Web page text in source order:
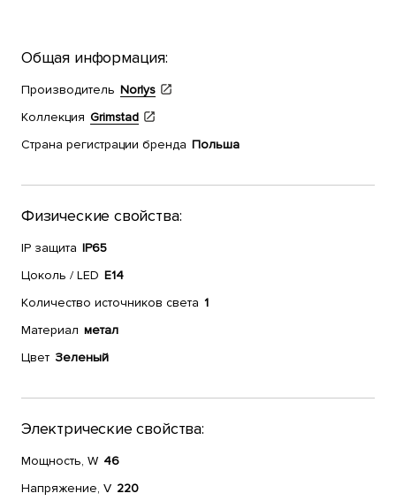
Общая информация:
Производитель Norlys
Коллекция Grimstad
Страна регистрации бренда Польша
Физические свойства:
IP защита IP65
Цоколь / LED E14
Количество источников света 1
Материал метал
Цвет Зеленый
Электрические свойства:
Мощность, W 46
Напряжение, V 220